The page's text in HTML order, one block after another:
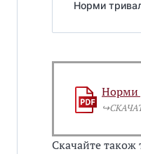
Норми
Норми
Скачайте також